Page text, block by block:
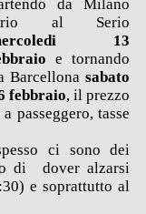
da Milano
al Serio
13
e tornando
Barcellonasabato
febbraio, il prezzo
passeggero, tasse
ci sono dei
di dover alzarsi
e soprattutto al